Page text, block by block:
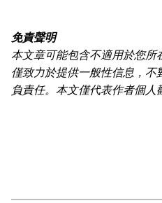
免責聲明
本文章可能包含不適用於您
僅致力於提供一般性信息，
負責任。本文僅代表作者個人
本文無意提供以下任何建議
(包括穩定幣) 涉及高風險，
價值。您應根據自己的財務
產是否適合您。有關您具體